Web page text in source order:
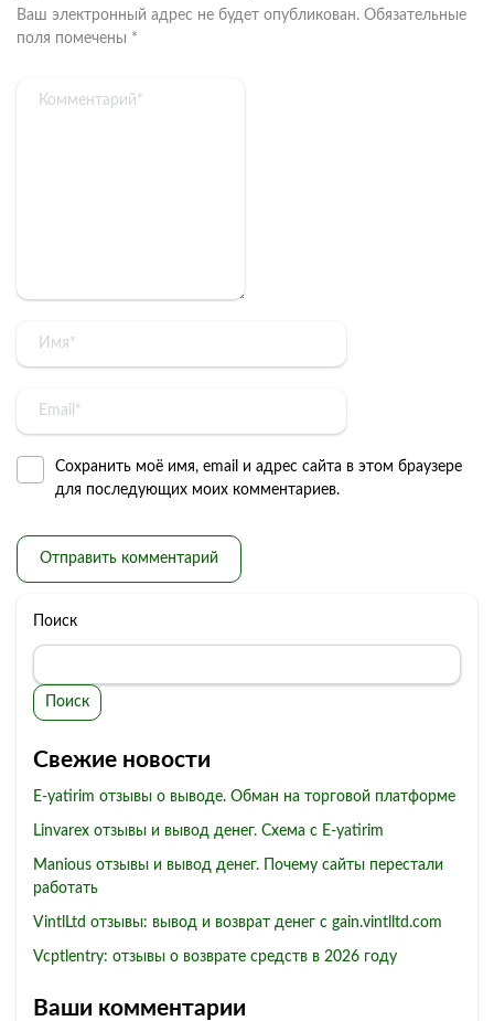
Ваш электронный адрес не будет опубликован. Обязательные
поля помечены *
Сохранить моё имя, email и адрес сайта в этом браузере
для последующих моих комментариев.
Поиск
Поиск
Свежие новости
E-yatirim отзывы о выводе. Обман на торговой платформе
Linvarex отзывы и вывод денег. Схема с E-yatirim
Manious отзывы и вывод денег. Почему сайты перестали
работать
VintlLtd отзывы: вывод и возврат денег с gain.vintlltd.com
Vcptlentry: отзывы о возврате средств в 2026 году
Ваши комментарии